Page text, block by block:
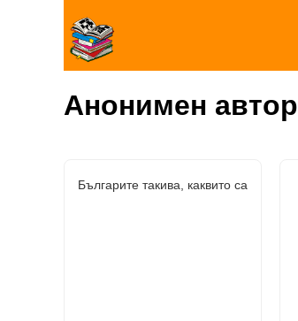
Анонимен автор
Българите такива, каквито са